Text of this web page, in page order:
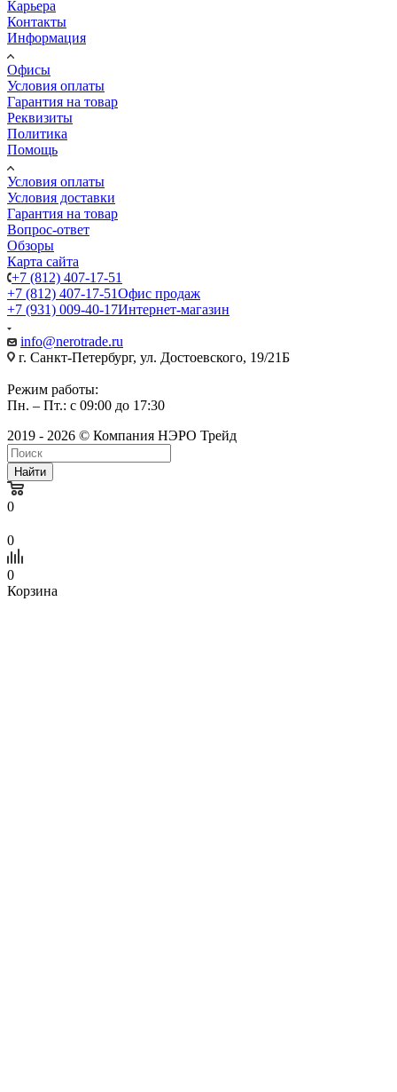
Карьера
Контакты
Информация
Офисы
Условия оплаты
Гарантия на товар
Реквизиты
Политика
Помощь
Условия оплаты
Условия доставки
Гарантия на товар
Вопрос-ответ
Обзоры
Карта сайта
+7 (812) 407-17-51
+7 (812) 407-17-51Офис продаж
+7 (931) 009-40-17Интернет-магазин
info@nerotrade.ru
г. Санкт-Петербург, ул. Достоевского, 19/21Б
Режим работы:
Пн. – Пт.: с 09:00 до 17:30
2019 - 2026 © Компания НЭРО Трейд
Найти
0
0
0
Корзина